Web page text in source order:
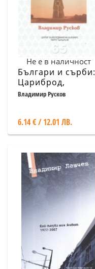
Не е в наличност
Българи и сърби:
Цариброд,
Западните
Владимир Русков
6.14 € / 12.01 ЛВ.